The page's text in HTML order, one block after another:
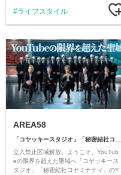
ライフスタイル
AREA58
「コヤッキースタジオ」「秘密結社コヤミナティ」
立入禁止区域解放。ようこそ、YouTub
eの限界を超えた聖域へ「コヤッキース
タジオ」「秘密結社コヤミナティ」のY